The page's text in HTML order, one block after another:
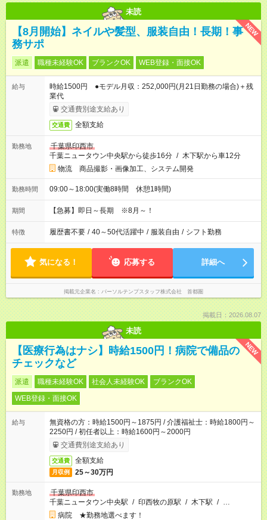
未読
NEW
【8月開始】ネイルや髪型、服装自由！長期！事
務サポ
派遣 職種未経験OK ブランクOK WEB登録・面接OK
給与
時給1500円 ●モデル月収：252,000円(月21日勤務の場合)＋残
業代
交通費別途支給あり
交通費 全額支給
勤務地
千葉県印西市
千葉ニュータウン中央駅から徒歩16分 / 木下駅から車12分
物流 商品撮影・画像加工、システム開発
勤務時間 09:00～18:00(実働8時間 休憩1時間)
期間 【急募】即日～長期 ※8月～！
特徴 履歴書不要 / 40～50代活躍中 / 服装自由 / シフト勤務
気になる！ 応募する 詳細へ
掲載元企業名 パーソルテンプスタッフ株式会社 首都圏
掲載日：2026.08.07
未読
NEW
【医療行為はナシ】時給1500円！病院で備品の
チェックなど
派遣 職種未経験OK 社会人未経験OK
ブランクOK
WEB登録・面接OK
給与
無資格の方：時給1500円～1875円 / 介護福祉士：時給1800円～
2250円 / 初任者以上：時給1600円～2000円
交通費別途支給あり
交通費 全額支給
月収例 25～30万円
勤務地
千葉県印西市
千葉ニュータウン中央駅 / 印西牧の原駅 / 木下駅 / …
病院 ★勤務地選べます！